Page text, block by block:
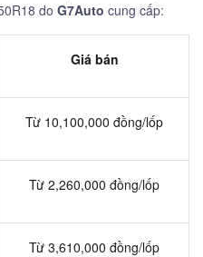
do G7Auto cung cấp:
Giá bán
Từ 10,100,000 đồng/lốp
Từ 2,260,000 đồng/lốp
Từ 3,610,000 đồng/lốp